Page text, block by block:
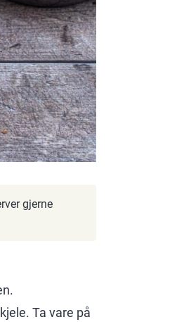
gjerne
Ta vare på